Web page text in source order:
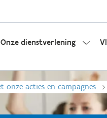
Onze dienstverlening
onze acties en campagnes